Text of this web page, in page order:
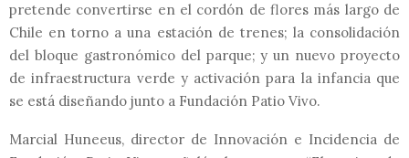
pretende convertirse en el cordón de flores más largo de
Chile en torno a una estación de trenes; la consolidación
del bloque gastronómico del parque; y un nuevo proyecto
de infraestructura verde y activación para la infancia que
se está diseñando junto a Fundación Patio Vivo.
Marcial Huneeus, director de Innovación e Incidencia de